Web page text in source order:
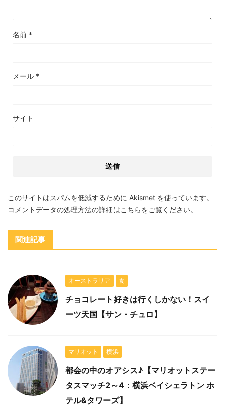
名前 *
メール *
サイト
このサイトはスパムを低減するために Akismet を使っています。
コメントデータの処理方法の詳細はこちらをご覧ください。
関連記事
オーストラリア 食
チョコレート好きは行くしかない！スイ
ーツ天国【サン・チュロ】
マリオット 横浜
都会の中のオアシス♪【マリオットステー
タスマッチ2～4：横浜ベイシェラトン ホ
テル&タワーズ】